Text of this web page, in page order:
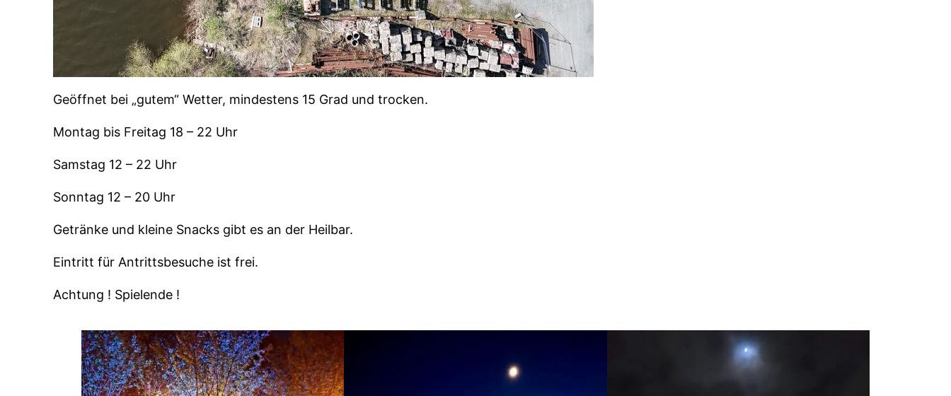
Geöffnet bei „gutem“ Wetter, mindestens 15 Grad und trocken.
Montag bis Freitag 18 – 22 Uhr
Samstag 12 – 22 Uhr
Sonntag 12 – 20 Uhr
Getränke und kleine Snacks gibt es an der Heilbar.
Eintritt für Antrittsbesuche ist frei.
Achtung ! Spielende !